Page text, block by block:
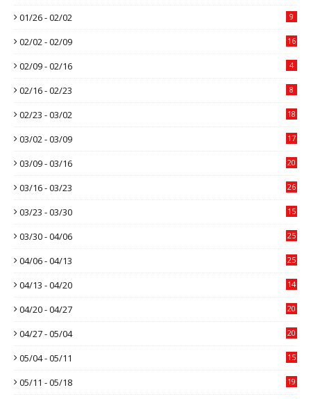
01/26 - 02/02 9
02/02 - 02/09 16
02/09 - 02/16 4
02/16 - 02/23 8
02/23 - 03/02 18
03/02 - 03/09 17
03/09 - 03/16 20
03/16 - 03/23 26
03/23 - 03/30 15
03/30 - 04/06 25
04/06 - 04/13 25
04/13 - 04/20 14
04/20 - 04/27 20
04/27 - 05/04 20
05/04 - 05/11 15
05/11 - 05/18 19